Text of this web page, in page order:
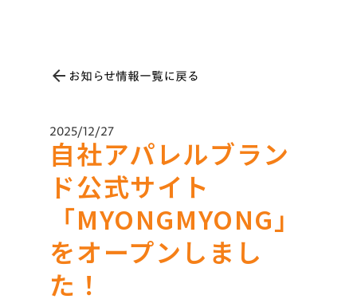
arrow_back お知らせ情報一覧に戻る
2025/12/27
自社アパレルブラン
ド公式サイト
「MYONGMYONG」
をオープンしまし
た！